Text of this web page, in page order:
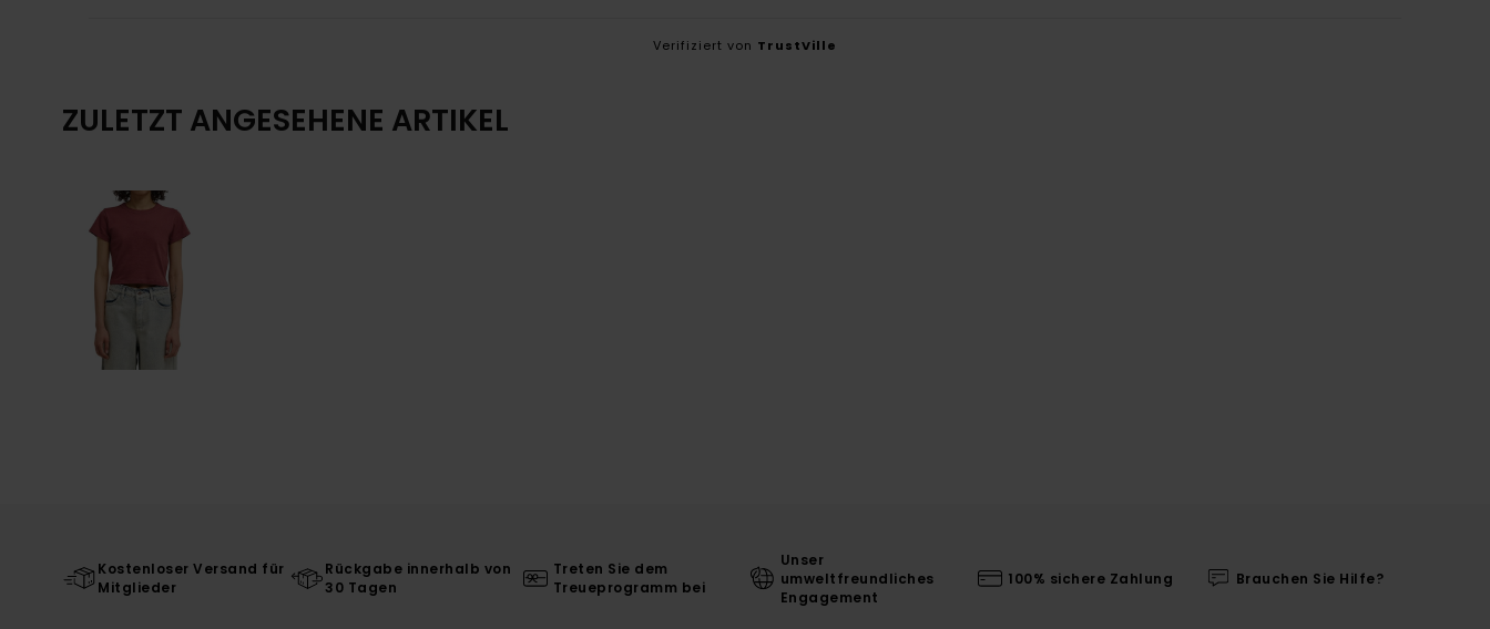
Verifiziert von TrustVille
ZULETZT ANGESEHENE ARTIKEL
Kostenloser Versand für
Mitglieder
Rückgabe innerhalb von
30 Tagen
Treten Sie dem
Treueprogramm bei
Unser
umweltfreundliches
Engagement
100% sichere Zahlung Brauchen Sie Hilfe?